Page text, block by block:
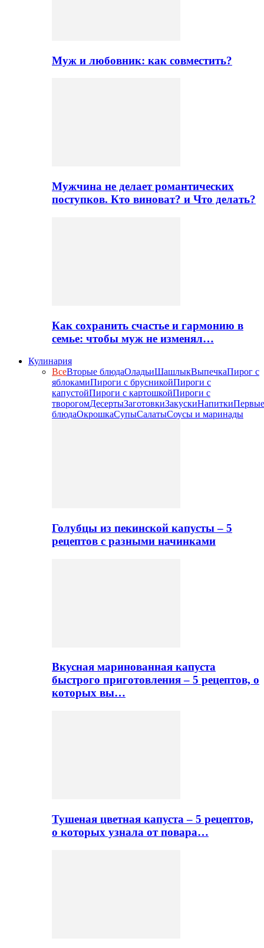
Муж и любовник: как совместить?
Мужчина не делает романтических
поступков. Кто виноват? и Что делать?
Как сохранить счастье и гармонию в
семье: чтобы муж не изменял…
Кулинария
ВсеВторые блюдаОладьиШашлыкВыпечкаПирог с
яблокамиПироги с брусникойПироги с
капустойПироги с картошкойПироги с
творогомДесертыЗаготовкиЗакускиНапиткиПервые
блюдаОкрошкаСупыСалатыСоусы и маринады
Голубцы из пекинской капусты – 5
рецептов с разными начинками
Вкусная маринованная капуста
быстрого приготовления – 5 рецептов, о
которых вы…
Тушеная цветная капуста – 5 рецептов,
о которых узнала от повара…